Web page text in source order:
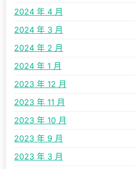
2024 年 4 月
2024 年 3 月
2024 年 2 月
2024 年 1 月
2023 年 12 月
2023 年 11 月
2023 年 10 月
2023 年 9 月
2023 年 3 月